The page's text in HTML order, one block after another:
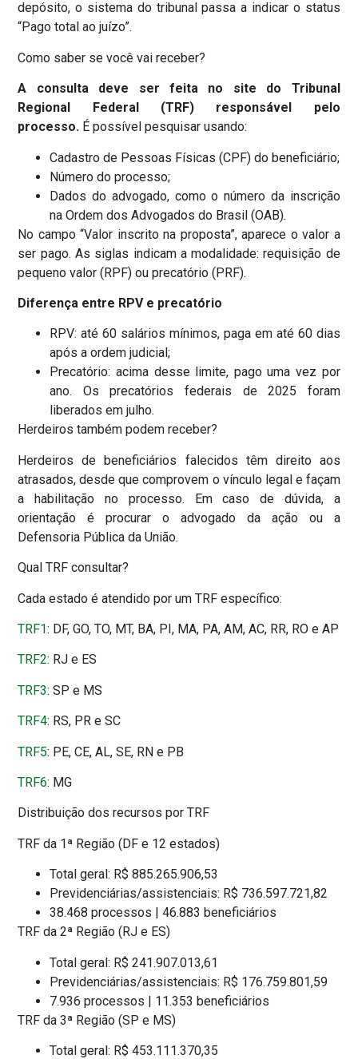
depósito, o sistema do tribunal passa a indicar o status
“Pago total ao juízo”.
Como saber se você vai receber?
A consulta deve ser feita no site do Tribunal
Regional Federal (TRF) responsável pelo
processo. É possível pesquisar usando:
Cadastro de Pessoas Físicas (CPF) do beneficiário;
Número do processo;
Dados do advogado, como o número da inscrição
na Ordem dos Advogados do Brasil (OAB).
No campo “Valor inscrito na proposta”, aparece o valor a
ser pago. As siglas indicam a modalidade: requisição de
pequeno valor (RPF) ou precatório (PRF).
Diferença entre RPV e precatório
RPV: até 60 salários mínimos, paga em até 60 dias
após a ordem judicial;
Precatório: acima desse limite, pago uma vez por
ano. Os precatórios federais de 2025 foram
liberados em julho.
Herdeiros também podem receber?
Herdeiros de beneficiários falecidos têm direito aos
atrasados, desde que comprovem o vínculo legal e façam
a habilitação no processo. Em caso de dúvida, a
orientação é procurar o advogado da ação ou a
Defensoria Pública da União.
Qual TRF consultar?
Cada estado é atendido por um TRF específico:
TRF1: DF, GO, TO, MT, BA, PI, MA, PA, AM, AC, RR, RO e AP
TRF2: RJ e ES
TRF3: SP e MS
TRF4: RS, PR e SC
TRF5: PE, CE, AL, SE, RN e PB
TRF6: MG
Distribuição dos recursos por TRF
TRF da 1ª Região (DF e 12 estados)
Total geral: R$ 885.265.906,53
Previdenciárias/assistenciais: R$ 736.597.721,82
38.468 processos | 46.883 beneficiários
TRF da 2ª Região (RJ e ES)
Total geral: R$ 241.907.013,61
Previdenciárias/assistenciais: R$ 176.759.801,59
7.936 processos | 11.353 beneficiários
TRF da 3ª Região (SP e MS)
Total geral: R$ 453.111.370,35